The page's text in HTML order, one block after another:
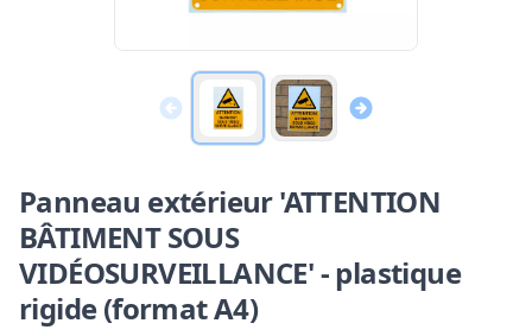
Panneau extérieur 'ATTENTION
BÂTIMENT SOUS
VIDÉOSURVEILLANCE' - plastique
rigide (format A4)